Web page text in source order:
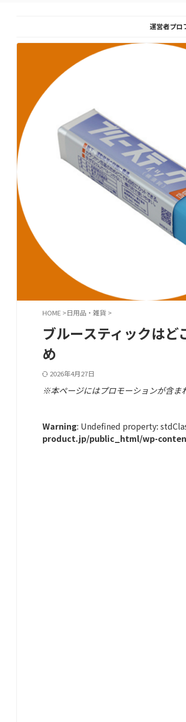
運営者プロ
HOME >日用品・雑貨 >
ブルースティックは
め
2026年4月27日
※本ページにはプロモーションが含ま
Warning: Undefined property:
product.jp/public_html/wp-